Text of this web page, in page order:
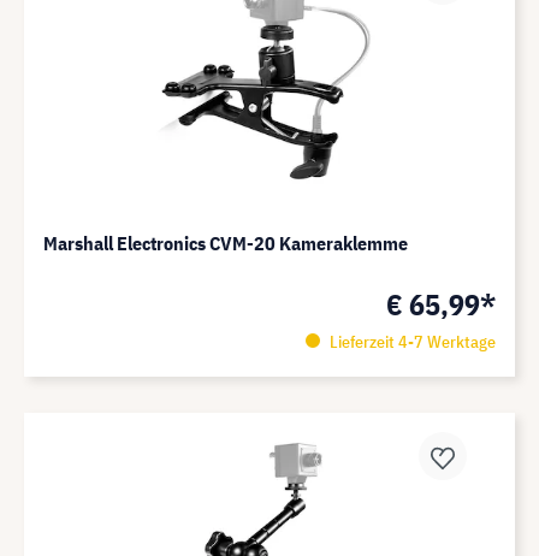
Marshall Electronics CVM-20 Kameraklemme
€ 65,99*
Lieferzeit 4-7 Werktage